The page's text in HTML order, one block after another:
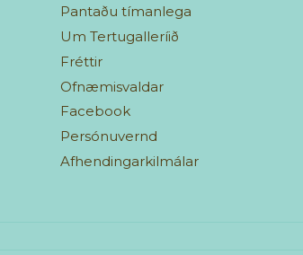
Pantaðu tímanlega
Um Tertugalleríið
Fréttir
Ofnæmisvaldar
Facebook
Persónuvernd
Afhendingarkilmálar